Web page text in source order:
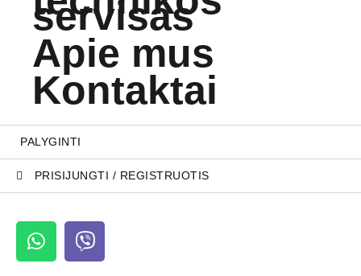
servisas
Apie mus
Kontaktai
PALYGINTI
PRISIJUNGTI / REGISTRUOTIS